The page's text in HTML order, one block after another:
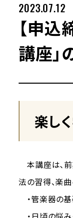
【申
講座」
2023.07.12
楽し
本講座は、
法の習得、楽
・管楽器の